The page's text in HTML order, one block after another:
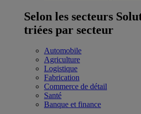
Selon les secteurs
triées par secteur
Automobile
Agriculture
Logistique
Fabrication
Commerce de détail
Santé
Banque et finance